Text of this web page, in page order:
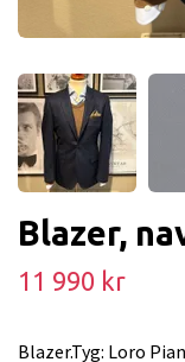
Blazer,
11 990 kr
Blazer.Tyg: Loro